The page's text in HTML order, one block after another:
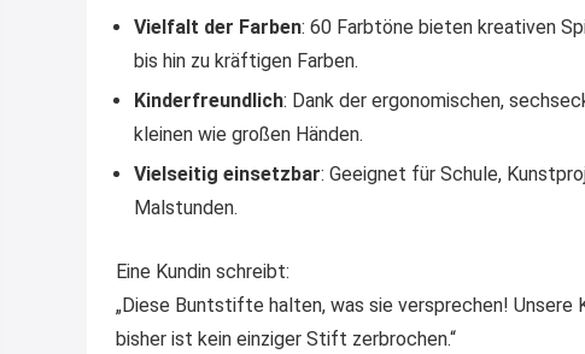
Vielfalt der Farben: 60 Farbtöne bieten kreativen
bis hin zu kräftigen Farben.
Kinderfreundlich: Dank der ergonomischen,
kleinen wie großen Händen.
Vielseitig einsetzbar: Geeignet für Schule,
Malstunden.
Eine Kundin schreibt:
„Diese Buntstifte halten, was sie versprechen! Unsere
bisher ist kein einziger Stift zerbrochen.“